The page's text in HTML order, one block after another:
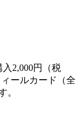
2,000円（税
ールカード（全
。